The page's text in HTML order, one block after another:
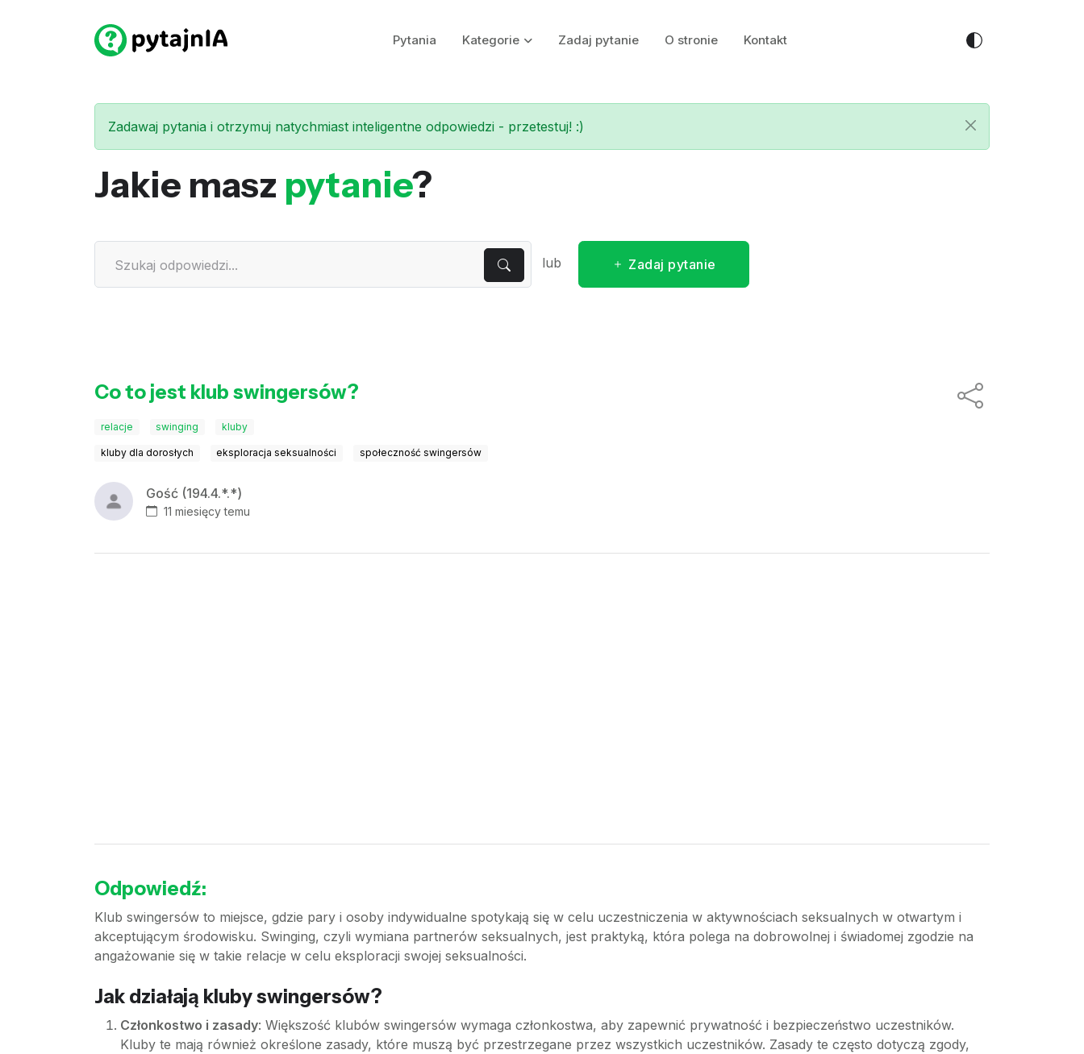
Pytania Kategorie Zadaj pytanie O stronie Kontakt
Zadawaj pytania i otrzymuj natychmiast inteligentne odpowiedzi - przetestuj! :)
Jakie masz pytanie?
lub Zadaj pytanie
Co to jest klub swingersów?
relacje swinging kluby
kluby dla dorosłych eksploracja seksualności społeczność swingersów
Gość (194.4.*.*)
11 miesięcy temu
Odpowiedź:
Klub swingersów to miejsce, gdzie pary i osoby indywidualne spotykają się w celu uczestniczenia w aktywnościach seksualnych w otwartym i
akceptującym środowisku. Swinging, czyli wymiana partnerów seksualnych, jest praktyką, która polega na dobrowolnej i świadomej zgodzie na
angażowanie się w takie relacje w celu eksploracji swojej seksualności.
Jak działają kluby swingersów?
Członkostwo i zasady: Większość klubów swingersów wymaga członkostwa, aby zapewnić prywatność i bezpieczeństwo uczestników.
Kluby te mają również określone zasady, które muszą być przestrzegane przez wszystkich uczestników. Zasady te często dotyczą zgody,